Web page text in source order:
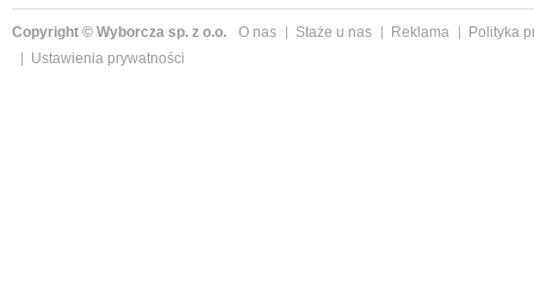
Copyright © Wyborcza sp. z o.o. O nas Staże u nas Reklama
Polityka
Ustawienia prywatności